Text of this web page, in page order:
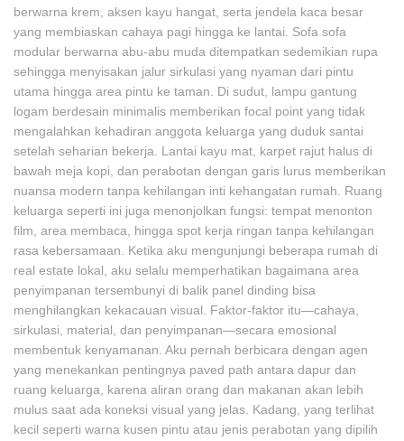
berwarna krem, aksen kayu hangat, serta jendela kaca besar
yang membiaskan cahaya pagi hingga ke lantai. Sofa sofa
modular berwarna abu-abu muda ditempatkan sedemikian rupa
sehingga menyisakan jalur sirkulasi yang nyaman dari pintu
utama hingga area pintu ke taman. Di sudut, lampu gantung
logam berdesain minimalis memberikan focal point yang tidak
mengalahkan kehadiran anggota keluarga yang duduk santai
setelah seharian bekerja. Lantai kayu mat, karpet rajut halus di
bawah meja kopi, dan perabotan dengan garis lurus memberikan
nuansa modern tanpa kehilangan inti kehangatan rumah. Ruang
keluarga seperti ini juga menonjolkan fungsi: tempat menonton
film, area membaca, hingga spot kerja ringan tanpa kehilangan
rasa kebersamaan. Ketika aku mengunjungi beberapa rumah di
real estate lokal, aku selalu memperhatikan bagaimana area
penyimpanan tersembunyi di balik panel dinding bisa
menghilangkan kekacauan visual. Faktor-faktor itu—cahaya,
sirkulasi, material, dan penyimpanan—secara emosional
membentuk kenyamanan. Aku pernah berbicara dengan agen
yang menekankan pentingnya paved path antara dapur dan
ruang keluarga, karena aliran orang dan makanan akan lebih
mulus saat ada koneksi visual yang jelas. Kadang, yang terlihat
kecil seperti warna kusen pintu atau jenis perabotan yang dipilih